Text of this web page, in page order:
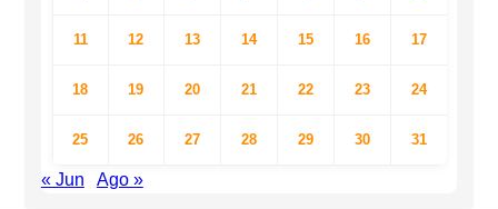
11 12 13 14 15 16 17
18 19 20 21 22 23 24
25 26 27 28 29 30 31
« Jun Ago »